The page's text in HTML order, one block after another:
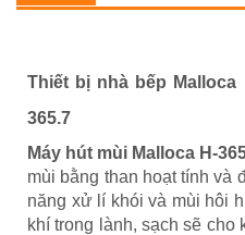
Thiết bị nhà bếp
365.7
Máy hút mùi Malloca H-
mùi bằng than hoạt tính và
năng xử lí khói và mùi hôi
khí trong lành, sạch sẽ cho